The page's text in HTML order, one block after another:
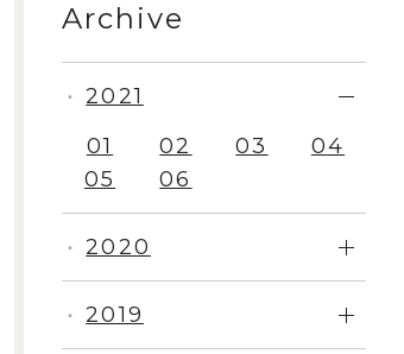
Archive
・ 2019
・ 2020
・
2021
01
02 03
04
05
06